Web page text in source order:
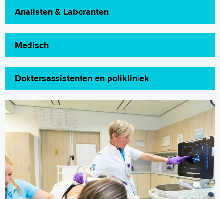
Analisten & Laboranten
Medisch
Doktersassistenten en polikliniek